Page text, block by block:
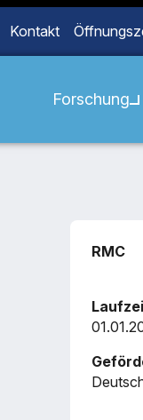
Kontakt
Forschung
RMC